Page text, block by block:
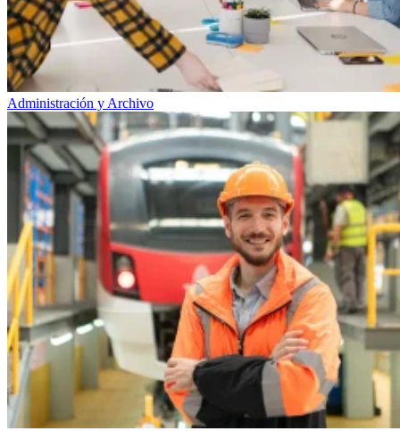
Administración y Archivo